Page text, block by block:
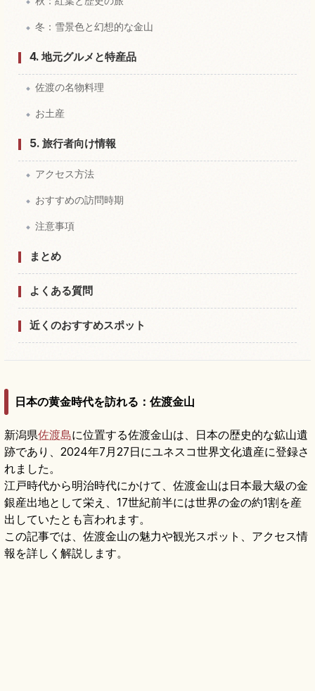
冬：雪景色と幻想的な金山
4. 地元グルメと特産品
佐渡の名物料理
お土産
5. 旅行者向け情報
アクセス方法
おすすめの訪問時期
注意事項
まとめ
よくある質問
近くのおすすめスポット
日本の黄金時代を訪れる：佐渡金山
新潟県佐渡島に位置する佐渡金山は、日本の歴史的な鉱山遺
跡であり、2024年7月27日にユネスコ世界文化遺産に登録さ
れました。
江戸時代から明治時代にかけて、佐渡金山は日本最大級の金
銀産出地として栄え、17世紀前半には世界の金の約1割を産
出していたとも言われます。
この記事では、佐渡金山の魅力や観光スポット、アクセス情
報を詳しく解説します。